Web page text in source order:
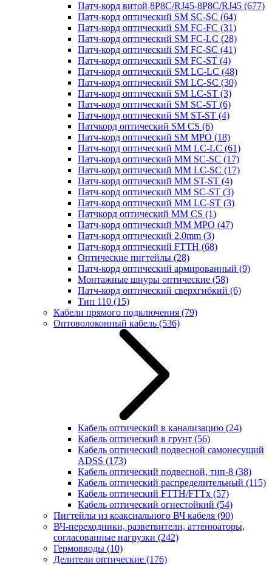
Патч-корд витой 8P8C/RJ45-8P8C/RJ45 (677)
Патч-корд оптический SM SC-SC (64)
Патч-корд оптический SM FC-FC (31)
Патч-корд оптический SM FC-LC (28)
Патч-корд оптический SM FC-SC (41)
Патч-корд оптический SM FC-ST (4)
Патч-корд оптический SM LC-LC (48)
Патч-корд оптический SM LC-SC (30)
Патч-корд оптический SM LC-ST (3)
Патч-корд оптический SM SC-ST (6)
Патч-корд оптический SM ST-ST (4)
Патчкорд оптический SM CS (6)
Патч-корд оптический SM MPO (18)
Патч-корд оптический MM LC-LC (61)
Патч-корд оптический MM SC-SC (17)
Патч-корд оптический MM LC-SC (17)
Патч-корд оптический MM ST-ST (4)
Патч-корд оптический MM SC-ST (3)
Патч-корд оптический MM LC-ST (3)
Патчкорд оптический MM CS (1)
Патч-корд оптический MM MPO (47)
Патч-корд оптический 2.0mm (3)
Патч-корд оптический FTTH (68)
Оптические пигтейлы (28)
Патч-корд оптический армированный (9)
Монтажные шнуры оптические (58)
Патч-корд оптический сверхгибкий (6)
Тип 110 (15)
Кабели прямого подключения (79)
Оптоволоконный кабель (536)
Кабель оптический в канализацию (24)
Кабель оптический в грунт (56)
Кабель оптический подвесной самонесущий
ADSS (173)
Кабель оптический подвесной, тип-8 (38)
Кабель оптический распределительный (115)
Кабель оптический FTTH/FTTx (57)
Кабель оптический огнестойкий (54)
Пигтейлы из коаксиального ВЧ кабеля (90)
ВЧ-переходники, разветвители, аттенюаторы,
согласованные нагрузки (242)
Гермовводы (10)
Делители оптические (176)